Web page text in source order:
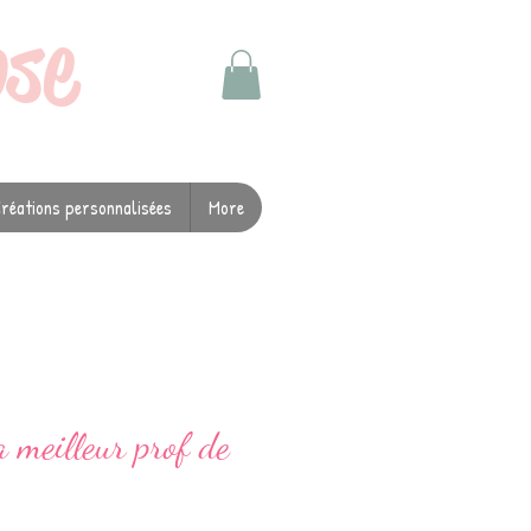
personnalisées More
meilleur prof de